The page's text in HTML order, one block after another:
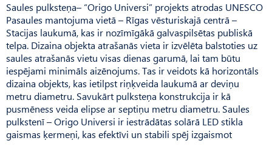
Saules pulksteņa– “Origo Universi” projekts atrodas UNESCO
Pasaules mantojuma vietā – Rīgas vēsturiskajā centrā –
Stacijas laukumā, kas ir nozīmīgākā galvaspilsētas publiskā
telpa. Dizaina objekta atrašanās vieta ir izvēlēta balstoties uz
saules atrašanās vietu visas dienas garumā, lai tam būtu
iespējami minimāls aizēnojums. Tas ir veidots kā horizontāls
dizaina objekts, kas ietilpst riņķveida laukumā ar deviņu
metru diametru. Savukārt pulksteņa konstrukcija ir kā
pusmēness veida elipse ar septiņu metru diametru. Saules
pulkstenī – Origo Universi ir iestrādātas solārā LED stikla
gaismas ķermeņi, kas efektīvi un stabili spēj izgaismot